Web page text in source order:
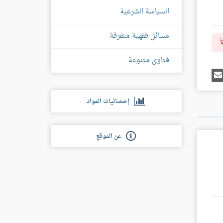
إرسل
إيميل
السياسة الشرعية
مسائل فقهية متفرقة
فتاوى متنوعة
إحصائيات المواد
عن الموقع